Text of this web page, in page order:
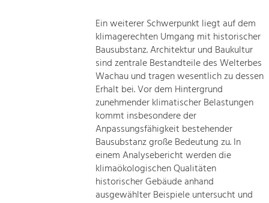
Ein weiterer Schwerpunkt liegt auf dem
klimagerechten Umgang mit historischer
Bausubstanz. Architektur und Baukultur
sind zentrale Bestandteile des Welterbes
Wachau und tragen wesentlich zu dessen
Erhalt bei. Vor dem Hintergrund
zunehmender klimatischer Belastungen
kommt insbesondere der
Anpassungsfähigkeit bestehender
Bausubstanz große Bedeutung zu. In
einem Analysebericht werden die
klimaökologischen Qualitäten
historischer Gebäude anhand
ausgewählter Beispiele untersucht und